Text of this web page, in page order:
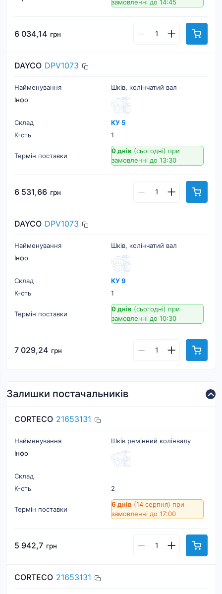
замовленні до 14:45
6 034,14 грн
DAYCO DPV1073
Найменування
Шків, колінчатий вал
Інфо
Склад
КУ 5
К-cть
1
Термін поставки
0 днів (сьогодні) при
замовленні до 13:30
6 531,66 грн
DAYCO DPV1073
Найменування
Шків, колінчатий вал
Інфо
Склад
КУ 9
К-cть
1
Термін поставки
0 днів (сьогодні) при
замовленні до 10:30
7 029,24 грн
Залишки постачальників
CORTECO 21653131
Найменування
Шків ремінний колінвалу
Інфо
Склад
К-cть
2
Термін поставки
6 днів (14 серпня) при
замовленні до 17:00
5 942,7 грн
CORTECO 21653131